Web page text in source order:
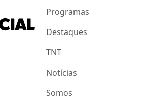
Programas
Destaques
TNT
Notícias
Somos